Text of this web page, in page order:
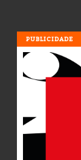
PUBLICIDADE